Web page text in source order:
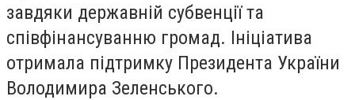
завдяки державній субвенції та
співфінансуванню громад. Ініціатива
отримала підтримку Президента України
Володимира Зеленського.